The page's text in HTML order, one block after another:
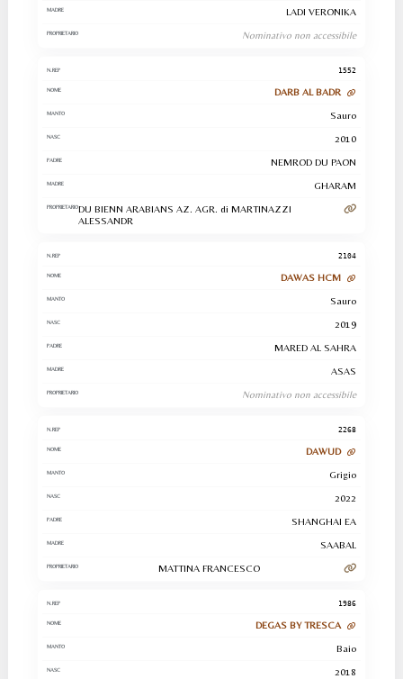
LADI VERONIKA
Nominativo non accessibile
1552
DARB AL BADR
Sauro
2010
NEMROD DU PAON
GHARAM
DU BIENN ARABIANS AZ. AGR. di MARTINAZZI
ALESSANDR
2104
DAWAS HCM
Sauro
2019
MARED AL SAHRA
ASAS
Nominativo non accessibile
2268
DAWUD
Grigio
2022
SHANGHAI EA
SAABAL
MATTINA FRANCESCO
1986
DEGAS BY TRESCA
Baio
2018